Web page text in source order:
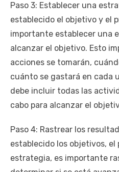
Paso 3: Establecer una
establecido el objetivo y el
importante establecer una
alcanzar el objetivo. Esto
acciones se tomarán,
cuánto se gastará en cada
debe incluir todas las
cabo para alcanzar el
Paso 4: Rastrear los
establecido los objetivos, el
estrategia, es importante